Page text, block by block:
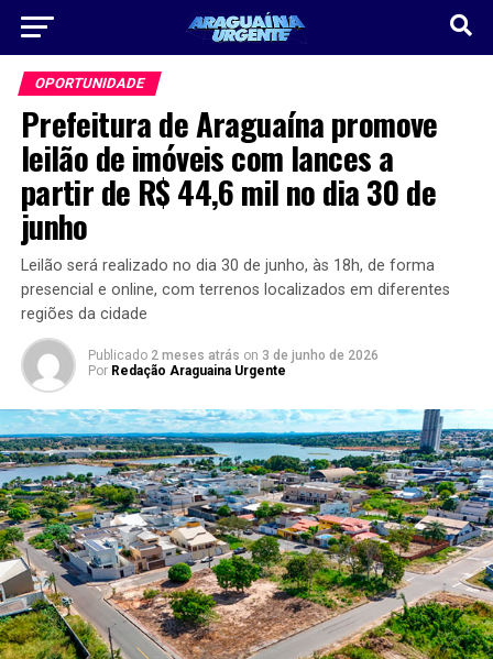
OPORTUNIDADE
Prefeitura de Araguaína promove
leilão de imóveis com lances a
partir de R$ 44,6 mil no dia 30 de
junho
Leilão será realizado no dia 30 de junho, às 18h, de forma
presencial e online, com terrenos localizados em diferentes
regiões da cidade
Publicado 2 meses atrás on 3 de junho de 2026
Por Redação Araguaina Urgente